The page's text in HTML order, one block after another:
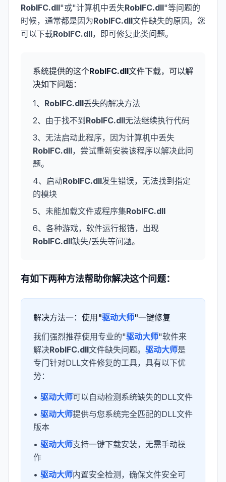
RobIFC.dll"或"计算机中丢失RobIFC.dll"等问题的
时候，通常都是因为RobIFC.dll文件缺失的原因。您
可以下载RobIFC.dll，即可修复此类问题。
系统提供的这个RobIFC.dll文件下载，可以解
决如下问题：
1、 RobIFC.dll丢失的解决方法
2、由于找不到 RobIFC.dll无法继续执行代码
3、无法启动此程序，因为计算机中丢失
RobIFC.dll，尝试重新安装该程序以解决此问
题。
4、启动RobIFC.dll发生错误，无法找到指定
的模块
5、未能加载文件或程序集RobIFC.dll
6、各种游戏，软件运行报错，出现
RobIFC.dll缺失/丢失等问题。
有如下两种方法帮助你解决这个问题：
解决方法一：使用"驱动大师"一键修复
我们强烈推荐使用专业的"驱动大师"软件来
解决RobIFC.dll文件缺失问题。 驱动大师是
专门针对DLL文件修复的工具，具有以下优
势：
• 驱动大师可以自动检测系统缺失的DLL文件
• 驱动大师提供与您系统完全匹配的DLL文件
版本
• 驱动大师支持一键下载安装，无需手动操
作
• 驱动大师内置安全检测，确保文件安全可